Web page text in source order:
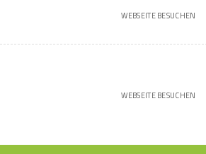
WEBSEITE BESUCHEN
WEBSEITE BESUCHEN